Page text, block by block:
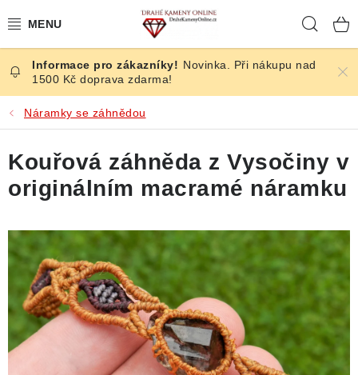
na
ČESKÉ KAMENY
ŠPERKY
KAMENY ZE SVĚTA
BROUŠENÉ
SLEVY
ÚČINKY
KRYSTALY
Novinka. Při nákupu nad
1500 Kč doprava zdarma!
Náramky se záhnědou
Kouřová záhněda z Vysočiny v
originálním macramé náramku